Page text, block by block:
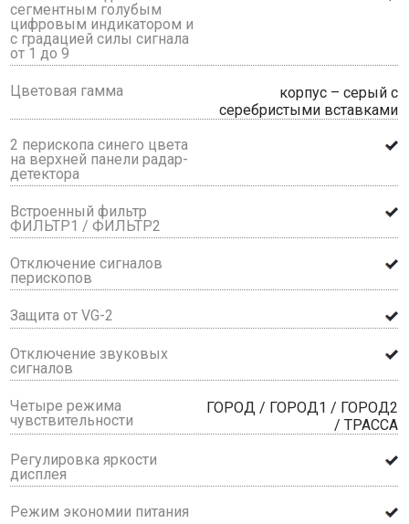
сегментным голубым
цифровым индикатором и
с градацией силы сигнала
от 1 до 9
Цветовая гамма
корпус – серый с
серебристыми вставками
2 перископа синего цвета
на верхней панели радар-
детектора
Встроенный фильтр
ФИЛЬТР1 / ФИЛЬТР2
Отключение сигналов
перископов
Защита от VG-2
Отключение звуковых
сигналов
Четыре режима
чувствительности
ГОРОД / ГОРОД1 / ГОРОД2
/ ТРАССА
Регулировка яркости
дисплея
Режим экономии питания